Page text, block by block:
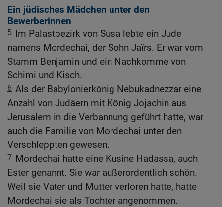
Ein jüdisches Mädchen unter den
Bewerberinnen
5 Im Palastbezirk von Susa lebte ein Jude
namens Mordechai, der Sohn Jaïrs. Er war vom
Stamm Benjamin und ein Nachkomme von
Schimi und Kisch.
6 Als der Babylonierkönig Nebukadnezzar eine
Anzahl von Judäern mit König Jojachin aus
Jerusalem in die Verbannung geführt hatte, war
auch die Familie von Mordechai unter den
Verschleppten gewesen.
7 Mordechai hatte eine Kusine Hadassa, auch
Ester genannt. Sie war außerordentlich schön.
Weil sie Vater und Mutter verloren hatte, hatte
Mordechai sie als Tochter angenommen.